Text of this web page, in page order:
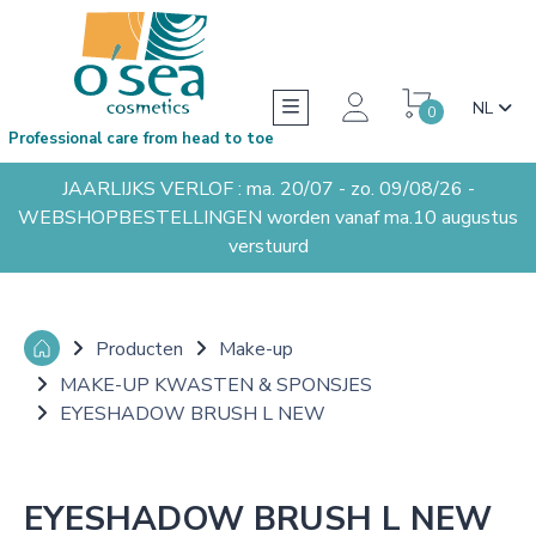
0 NL
Professional care from head to toe
JAARLIJKS VERLOF : ma. 20/07 - zo. 09/08/26 -
WEBSHOPBESTELLINGEN worden vanaf ma.10 augustus
verstuurd
Producten
Make-up
MAKE-UP KWASTEN & SPONSJES
EYESHADOW BRUSH L NEW
EYESHADOW BRUSH L NEW